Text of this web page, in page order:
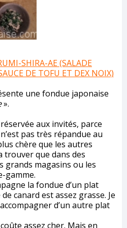
SHIRA-AE (SALADE
DE TOFU ET DEX NOIX)
une fondue japonaise
».
aux invités, parce
pas très répandue au
chère que les autres
trouver que dans des
grands magasins ou les
gamme.
la fondue d’un plat
canard est assez grasse. Je
d’un autre plat
assez cher. Mais en